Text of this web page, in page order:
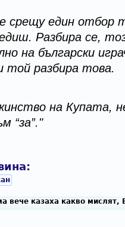
срещу един отбор
Разбира се,
на български
той разбира това.
на Купата,
“за”."
вече казаха какво